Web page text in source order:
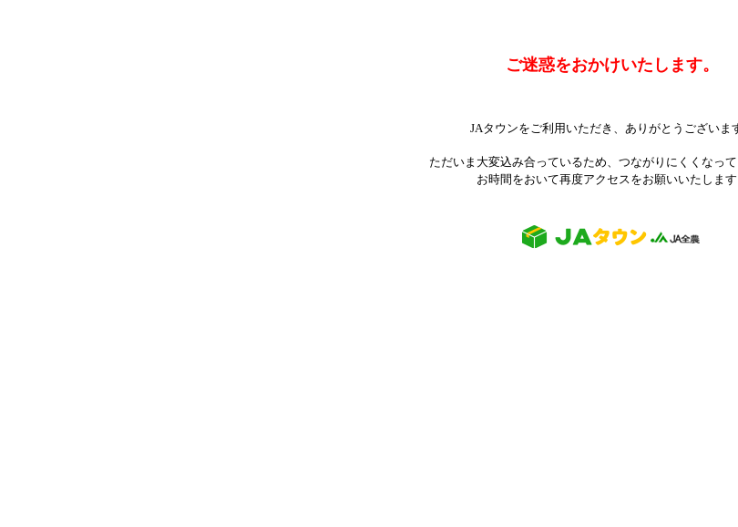
ご迷惑をおかけいたします。
JAタウンをご利用いただき、ありがとうございま
ただいま大変込み合っているため、つながりにくくなって
お時間をおいて再度アクセスをお願いいたします